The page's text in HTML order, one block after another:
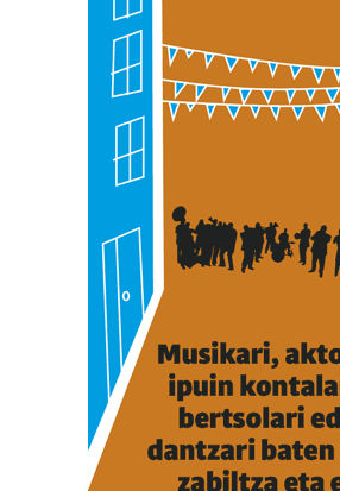
Webgune honek cookie propioak eta
fitxategiak erabiltzen ditu. Zure
zerbitzuak hobetzeko asmoz, cookie
baliatzen gara. Ohar hau onartuz
erabiltzeko baimen esplizitua